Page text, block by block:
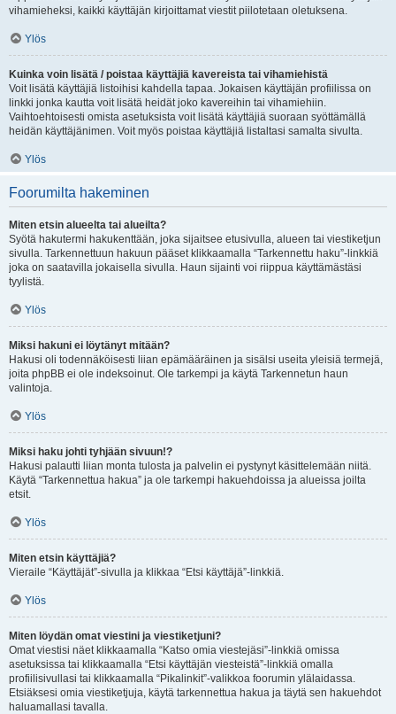
vihamieheksi, kaikki käyttäjän kirjoittamat viestit piilotetaan oletuksena.
Ylös
Kuinka voin lisätä / poistaa käyttäjiä kavereista tai vihamiehistä
Voit lisätä käyttäjiä listoihisi kahdella tapaa. Jokaisen käyttäjän profiilissa on
linkki jonka kautta voit lisätä heidät joko kavereihin tai vihamiehiin.
Vaihtoehtoisesti omista asetuksista voit lisätä käyttäjiä suoraan syöttämällä
heidän käyttäjänimen. Voit myös poistaa käyttäjiä listaltasi samalta sivulta.
Ylös
Foorumilta hakeminen
Miten etsin alueelta tai alueilta?
Syötä hakutermi hakukenttään, joka sijaitsee etusivulla, alueen tai viestiketjun
sivulla. Tarkennettuun hakuun pääset klikkaamalla “Tarkennettu haku”-linkkiä
joka on saatavilla jokaisella sivulla. Haun sijainti voi riippua käyttämästäsi
tyylistä.
Ylös
Miksi hakuni ei löytänyt mitään?
Hakusi oli todennäköisesti liian epämääräinen ja sisälsi useita yleisiä termejä,
joita phpBB ei ole indeksoinut. Ole tarkempi ja käytä Tarkennetun haun
valintoja.
Ylös
Miksi haku johti tyhjään sivuun!?
Hakusi palautti liian monta tulosta ja palvelin ei pystynyt käsittelemään niitä.
Käytä “Tarkennettua hakua” ja ole tarkempi hakuehdoissa ja alueissa joilta
etsit.
Ylös
Miten etsin käyttäjiä?
Vieraile “Käyttäjät”-sivulla ja klikkaa “Etsi käyttäjä”-linkkiä.
Ylös
Miten löydän omat viestini ja viestiketjuni?
Omat viestisi näet klikkaamalla “Katso omia viestejäsi”-linkkiä omissa
asetuksissa tai klikkaamalla “Etsi käyttäjän viesteistä”-linkkiä omalla
profiilisivullasi tai klikkaamalla “Pikalinkit”-valikkoa foorumin ylälaidassa.
Etsiäksesi omia viestiketjuja, käytä tarkennettua hakua ja täytä sen hakuehdot
haluamallasi tavalla.